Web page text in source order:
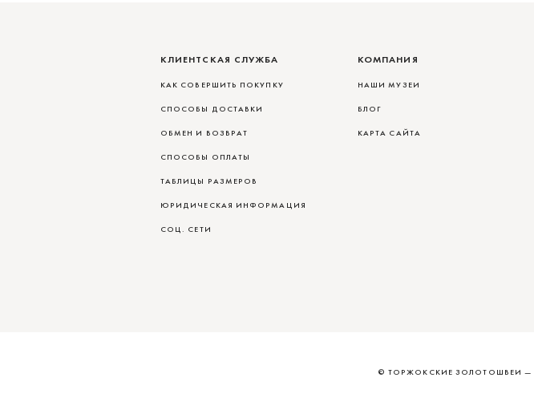
КЛИЕНТСКАЯ СЛУЖБА
КАК СОВЕРШИТЬ ПОКУПКУ
СПОСОБЫ ДОСТАВКИ
ОБМЕН И ВОЗВРАТ
СПОСОБЫ ОПЛАТЫ
ТАБЛИЦЫ РАЗМЕРОВ
ЮРИДИЧЕСКАЯ ИНФОРМАЦИЯ
СОЦ. СЕТИ
КОМПАНИЯ
НАШИ МУЗЕИ
БЛОГ
КАРТА САЙТА
© ТОРЖОКСКИЕ ЗОЛОТОШВЕИ—